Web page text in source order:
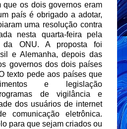
que os dois governos eram
país é obrigado a adotar,
uma resolução contra
nesta quarta-feira pela
da ONU. A proposta foi
e Alemanha, depois das
governos dos dois países
texto pede aos países que
e legislação
de vigilância e
dos usuários de internet
comunicação eletrônica.
para que sejam criados ou